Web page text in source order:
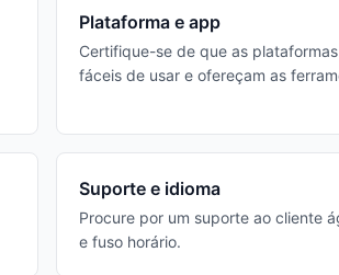
Plataforma e app
Certifique-se de que as
fáceis de usar e ofereçam as
Suporte e idioma
Procure por um suporte ao cliente
e fuso horário.